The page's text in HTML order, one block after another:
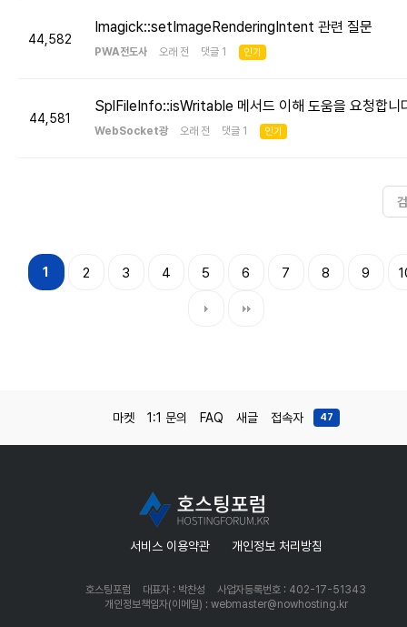
44,582
Imagick::setImageRenderingIntent 관련 질문
PWA전도사 오래 전 댓글 1 인기
44,581
SplFileInfo::isWritable 메서드 이해 도움을 요청합니
WebSocket광 오래 전 댓글 1 인기
1 2 3 4 5 6 7 8 9
마켓 1:1 문의 FAQ 새글 접속자 47
서비스 이용약관 개인정보 처리방침
호스팅포럼 대표자 : 박찬성
사업자등록번호 : 402-17-51343
개인정보책임자(이메일) : webmaster@nowhosting.kr